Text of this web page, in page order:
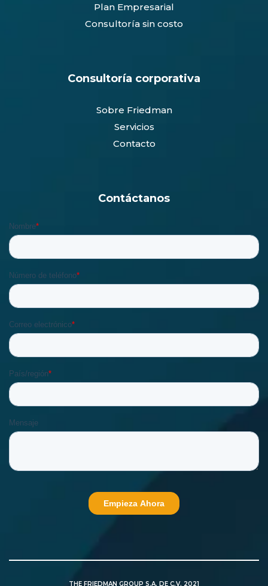
Plan Empresarial
Consultoría sin costo
Consultoría corporativa
Sobre Friedman
Servicios
Contacto
Contáctanos
THE FRIEDMAN GROUP S.A. DE C.V. 2021